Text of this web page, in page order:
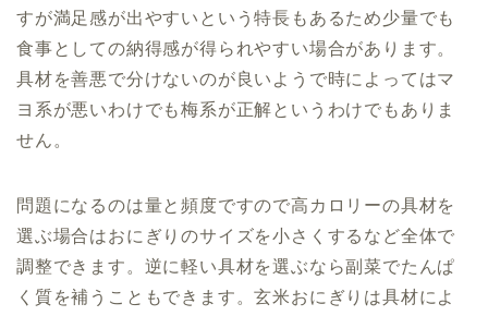
すが満足感が出やすいという特長もあるため少量でも
食事としての納得感が得られやすい場合があります。
具材を善悪で分けないのが良いようで時によってはマ
ヨ系が悪いわけでも梅系が正解というわけでもありま
せん。
問題になるのは量と頻度ですので高カロリーの具材を
選ぶ場合はおにぎりのサイズを小さくするなど全体で
調整できます。逆に軽い具材を選ぶなら副菜でたんぱ
く質を補うこともできます。玄米おにぎりは具材によ